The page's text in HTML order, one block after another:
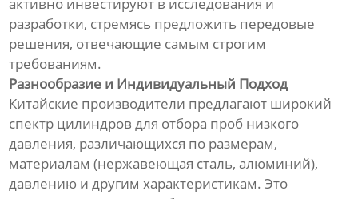
активно инвестируют в исследования и
разработки, стремясь предложить передовые
решения, отвечающие самым строгим
требованиям.
Разнообразие и Индивидуальный Подход
Китайские производители предлагают широкий
спектр цилиндров для отбора проб низкого
давления, различающихся по размерам,
материалам (нержавеющая сталь, алюминий),
давлению и другим характеристикам. Это